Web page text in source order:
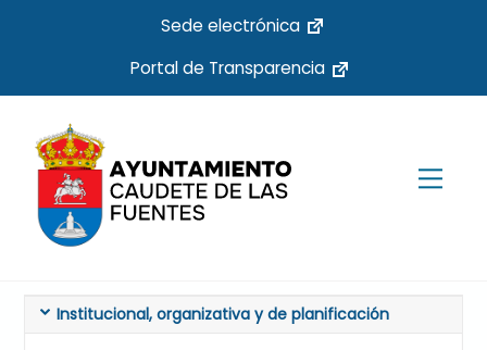
Sede electrónica
Portal de Transparencia
Institucional, organizativa y de planificación